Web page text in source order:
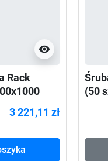
visibility
Rack
3 221,11 zł
(50